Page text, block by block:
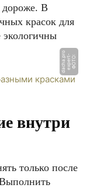
дороже. В
красок для
Ф
О
Т
О:
e
x
p
e
r
t
-
d
a
c
h
a.
p
r
o
внутри
только после